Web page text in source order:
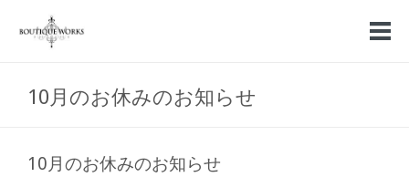
10月のお休みのお知らせ
10月のお休みのお知らせ